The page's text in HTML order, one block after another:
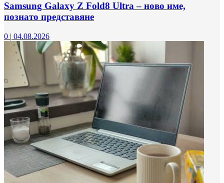
Samsung Galaxy Z Fold8 Ultra – ново име,
познато представяне
0 | 04.08.2026